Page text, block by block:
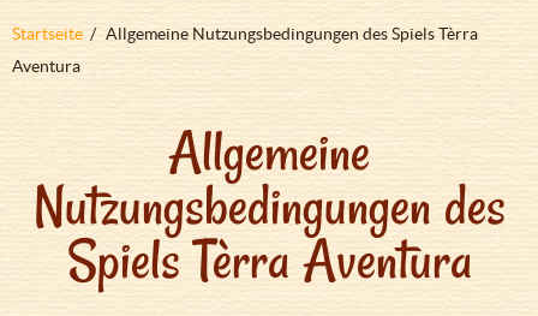
Pfadnavigation
Startseite
Allgemeine Nutzungsbedingungen des Spiels Tèrra
Aventura
Allgemeine
Nutzungsbedingungen des
Spiels Tèrra Aventura